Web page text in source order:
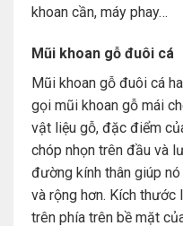
khoan cần, máy phay…
Mũi khoan gỗ đuôi cá
Mũi khoan gỗ đuôi cá
gọi mũi khoan gỗ mái
vật liệu gỗ, đặc điểm
chóp nhọn trên đầu và
đường kính thân giúp
và rộng hơn. Kích
trên phía trên bề mặt